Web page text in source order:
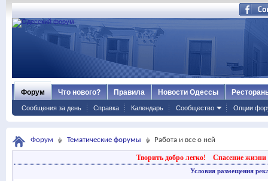
Форум
Сообщения за день Справка Календарь Сообщество Опции
Что нового? Правила Новости Одессы
Форум Тематические форумы Работа и все о ней
Творить добро легко! Спасение жизни
Условия размещения